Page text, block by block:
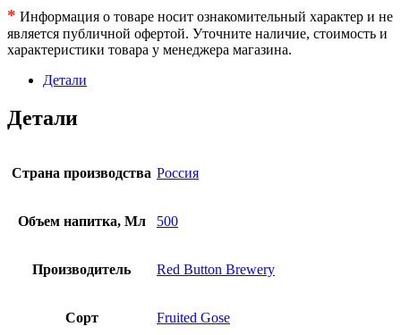
* Информация о товаре носит ознакомительный характер и не
является публичной офертой. Уточните наличие, стоимость и
характеристики товара у менеджера магазина.
Детали
Детали
Страна производства Россия
Объем напитка, Мл 500
Производитель Red Button Brewery
Сорт Fruited Gose